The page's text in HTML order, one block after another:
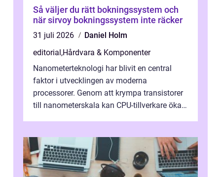
Så väljer du rätt bokningssystem och
när sirvoy bokningssystem inte räcker
31 juli 2026
Daniel Holm
editorial,Hårdvara & Komponenter
Nanometerteknologi har blivit en central
faktor i utvecklingen av moderna
processorer. Genom att krympa transistorer
till nanometerskala kan CPU-tillverkare öka